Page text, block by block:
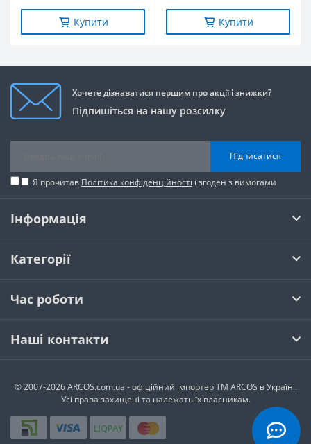
Купити Купити
Хочете дізнаватися першим про акції і знижки?
Підпишіться на нашу розсилку
Підписатися
Я прочитав Політика конфіденційності і згоден з вимогами
Інформація
Категорії
Час роботи
Наші контакти
© 2007-2026 ARCOS.com.ua - офiцiйний iмпортер ТМ ARCOS в Україні.
Усi права захищенi та належать їх власникам.